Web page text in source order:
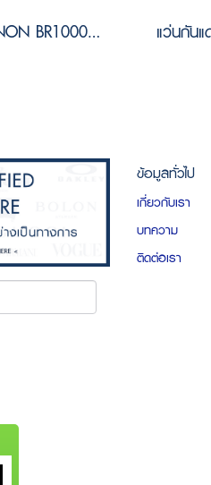
BOLON AVIGNON BR1000 B90 Size 56
ข้อมูลทั่วไป
เกี่ยวกับเรา
บทความ
ติดต่อเรา